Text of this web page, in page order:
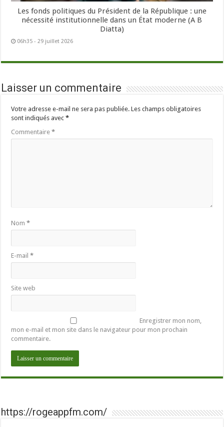
Les fonds politiques du Président de la République : une
nécessité institutionnelle dans un État moderne (A B
Diatta)
06h35 - 29 juillet 2026
Laisser un commentaire
Votre adresse e-mail ne sera pas publiée. Les champs obligatoires
sont indiqués avec*
Commentaire*
Nom*
E-mail*
Site web
Enregistrer mon nom,
mon e-mail et mon site dans le navigateur pour mon prochain
commentaire.
https://rogeappfm.com/